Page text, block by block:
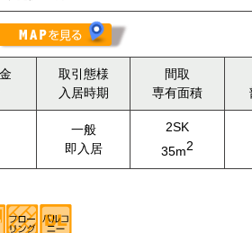
取引態様
入居時期
間取
専有面積
一般
即入居
2SK
35m2